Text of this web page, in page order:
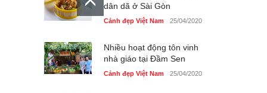
dân dã ở Sài Gòn
Cảnh đẹp Việt Nam 25/04/2020
Nhiều hoạt động tôn vinh
nhà giáo tại Đầm Sen
Cảnh đẹp Việt Nam 25/04/2020